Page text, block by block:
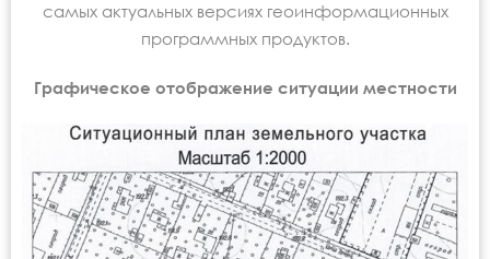
самых актуальных версиях геоинформационных
программных продуктов.
Графическое отображение ситуации местности